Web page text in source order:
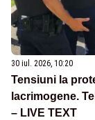
30 iul. 2026, 10:20
Tensiuni la
lacrimogene.
– LIVE TEXT